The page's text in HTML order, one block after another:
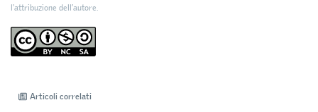
l'attribuzione dell’autore.
Articoli correlati